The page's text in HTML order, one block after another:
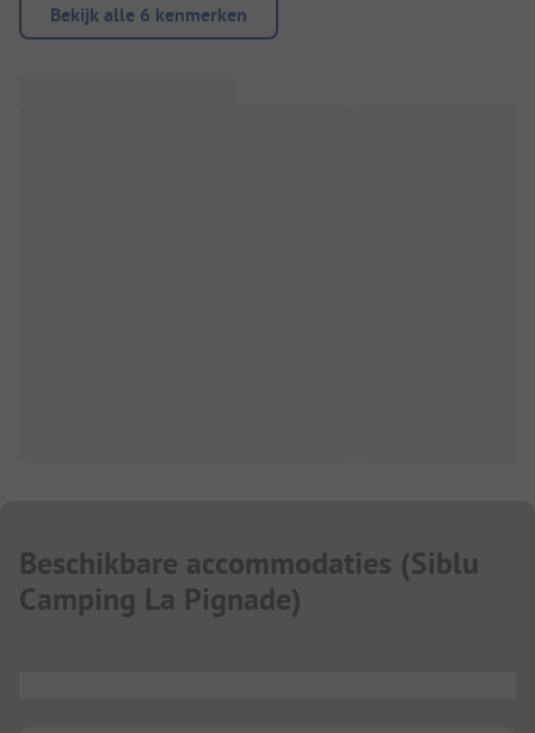
Bekijk alle 6 kenmerken
Beschikbare accommodaties (Siblu
Camping La Pignade)